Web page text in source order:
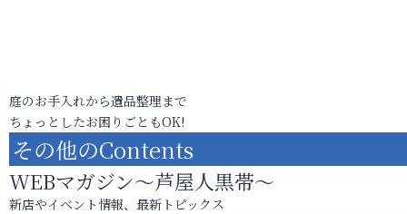
庭のお手入れから遺品整理まで
ちょっとしたお困りごともOK!
その他のContents
WEBマガジン～芦屋人黒帯～
新店やイベント情報、最新トピックス